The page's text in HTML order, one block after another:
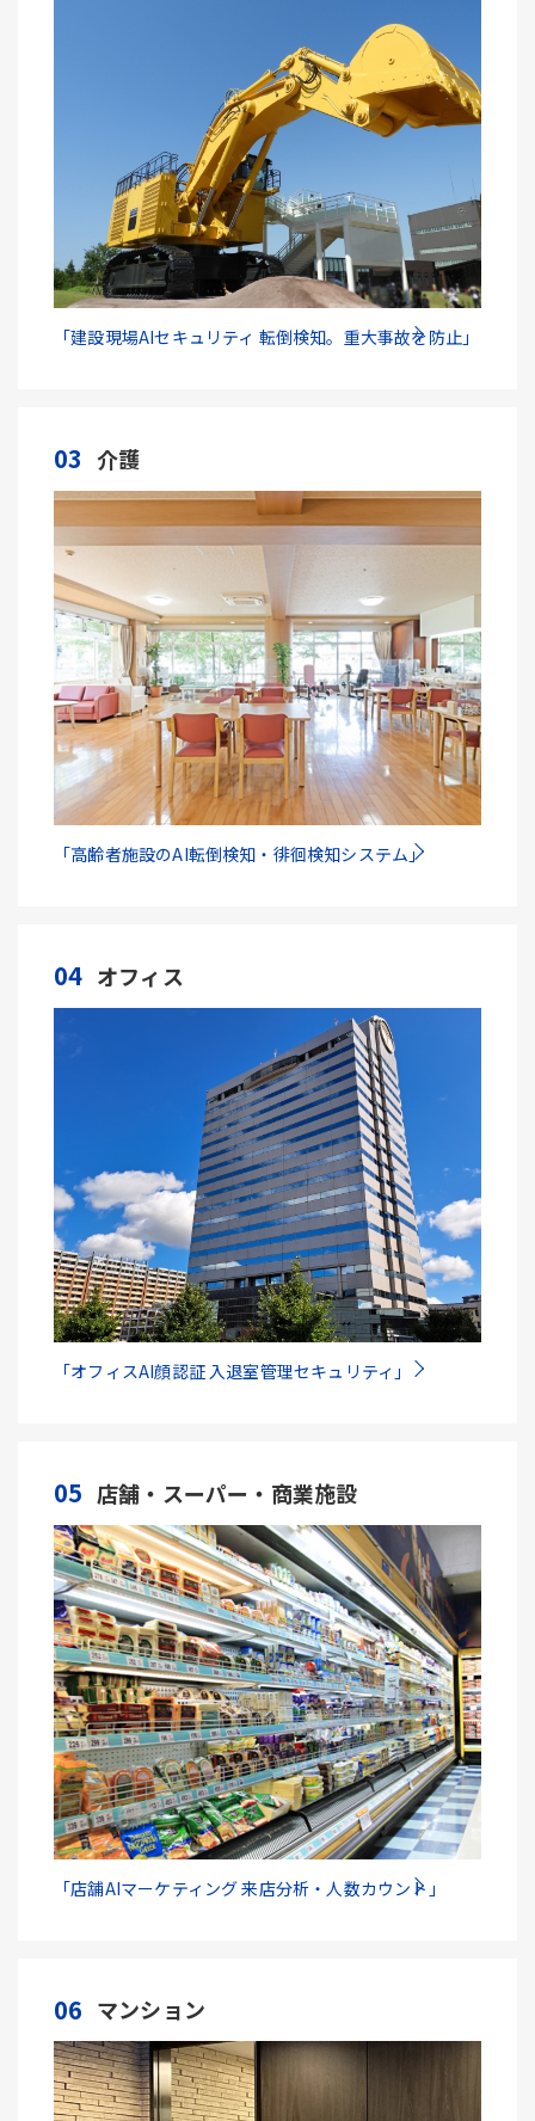
「建設現場AIセキュリティ 転倒検知。重大事故を防止」
03 介護
「高齢者施設のAI転倒検知・徘徊検知システム」
04 オフィス
「オフィスAI顔認証 入退室管理セキュリティ」
05 店舗・スーパー・商業施設
「店舗AIマーケティング 来店分析・人数カウント」
06 マンション